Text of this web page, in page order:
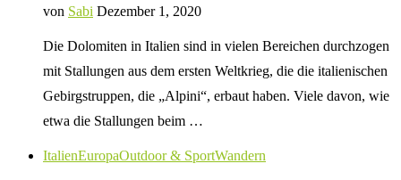
von Sabi Dezember 1, 2020
Die Dolomiten in Italien sind in vielen Bereichen durchzogen
mit Stallungen aus dem ersten Weltkrieg, die die italienischen
Gebirgstruppen, die „Alpini“, erbaut haben. Viele davon, wie
etwa die Stallungen beim …
ItalienEuropaOutdoor & SportWandern